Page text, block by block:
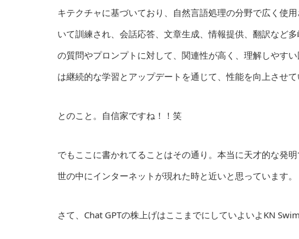
キテクチャに基づいており、自然言語処理の分野で広く使
いて訓練され、会話応答、文章生成、情報提供、翻訳など
の質問やプロンプトに対して、関連性が高く、理解しやす
は継続的な学習とアップデートを通じて、性能を向上させて
とのこと。自信家ですね！！笑
でもここに書かれてることはその通り。本当に天才的な発明
世の中にインターネットが現れた時と近いと思っています。
さて、Chat GPTの株上げはここまでにしていよいよKN